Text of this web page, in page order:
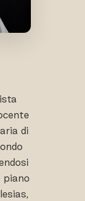
di
piano